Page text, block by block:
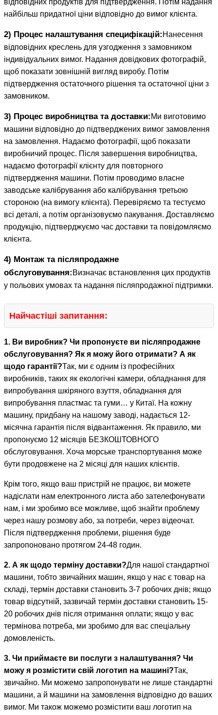
відповідних продуктів для підтвердження. Потім надання
найбільш придатної ціни відповідно до вимог клієнта.
2) Процес налаштування специфікацій: Нанесення
відповідних креслень для узгодження з замовником
індивідуальних вимог. Надання довідкових фотографій,
щоб показати зовнішній вигляд виробу. Потім
підтвердження остаточного рішення та остаточної ціни з
замовником.
3) Процес виробництва та доставки: Ми виготовимо
машини відповідно до підтверджених вимог замовлення
на замовлення. Надаємо фотографії, щоб показати
виробничий процес. Після завершення виробництва,
надаємо фотографії клієнту для повторного
підтвердження машини. Потім проводимо власне
заводське калібрування або калібрування третьою
стороною (на вимогу клієнта). Перевіряємо та тестуємо
всі деталі, а потім організовуємо пакування. Доставляємо
продукцію, підтверджуємо час доставки та повідомляємо
клієнта.
4) Монтаж та післяпродажне
обслуговування: Визначає встановлення цих продуктів
у польових умовах та надання післяпродажної підтримки.
Найчастіші запитання:
1. Ви виробник? Чи пропонуєте ви післяпродажне
обслуговування? Як я можу його отримати? А як
щодо гарантії?Так, ми є одним із професійних
виробників, таких як екологічні камери, обладнання для
випробування шкіряного взуття, обладнання для
випробування пластмас та гуми… у Китаї. На кожну
машину, придбану на нашому заводі, надається 12-
місячна гарантія після відвантаження. Як правило, ми
пропонуємо 12 місяців БЕЗКОШТОВНОГО
обслуговування. Хоча морське транспортування може
бути продовжене на 2 місяці для наших клієнтів.
Крім того, якщо ваш пристрій не працює, ви можете
надіслати нам електронного листа або зателефонувати
нам, і ми зробимо все можливе, щоб знайти проблему
через нашу розмову або, за потреби, через відеочат.
Після підтвердження проблеми, рішення буде
запропоновано протягом 24-48 годин.
2. А як щодо терміну доставки?Для нашої стандартної
машини, тобто звичайних машин, якщо у нас є товар на
складі, термін доставки становить 3-7 робочих днів; якщо
товар відсутній, зазвичай термін доставки становить 15-
20 робочих днів після отримання оплати; якщо у вас
термінова потреба, ми зробимо для вас спеціальну
домовленість.
3. Чи приймаєте ви послуги з налаштування? Чи
можу я розмістити свій логотип на машині?Так,
звичайно. Ми можемо запропонувати не лише стандартні
машини, а й машини на замовлення відповідно до ваших
вимог. Ми також можемо розмістити ваш логотип на